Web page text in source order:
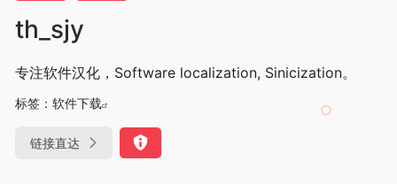
th_sjy
专注软件汉化，Software localization, Sinicization。
标签： 软件下载
链接直达